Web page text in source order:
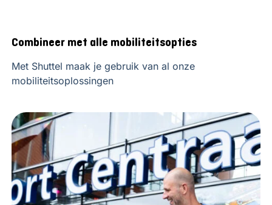
Combineer met alle mobiliteitsopties
Met Shuttel maak je gebruik van al onze
mobiliteitsoplossingen